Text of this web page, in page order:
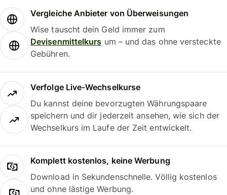
Vergleiche Anbieter von Überweisungen
Wise tauscht dein Geld immer zum
Devisenmittelkurs um – und das ohne versteckte
Gebühren.
Verfolge Live-Wechselkurse
Du kannst deine bevorzugten Währungspaare
speichern und dir jederzeit ansehen, wie sich der
Wechselkurs im Laufe der Zeit entwickelt.
Komplett kostenlos, keine Werbung
Download in Sekundenschnelle. Völlig kostenlos
und ohne lästige Werbung.